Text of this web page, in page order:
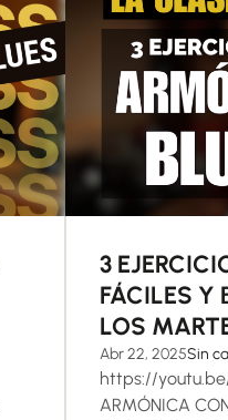
3
FÁCILES Y
LOS
Abr 22, 2025Sin
https://
ARMÓNICA